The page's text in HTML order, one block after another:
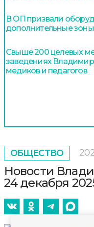
В ОП призвали
дополнительные
Свыше 200 целевых
заведениях
медиков и педагогов
ОБЩЕСТВО
Новости
24 декабря